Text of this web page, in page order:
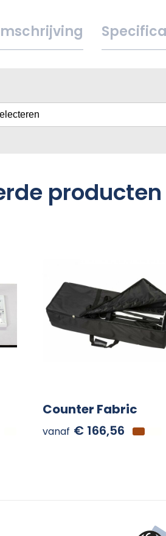
producten
Counter Fabric
vanaf € 166,56